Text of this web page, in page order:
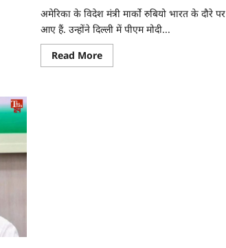
अमेरिका के विदेश मंत्री मार्को रुबियो भारत के दौरे पर
आए हैं. उन्होंने दिल्ली में पीएम मोदी...
Read More